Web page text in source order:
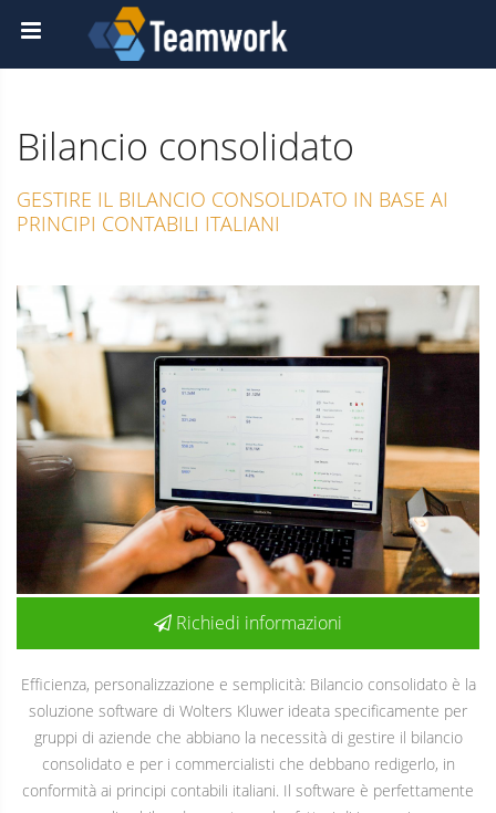
Bilancio consolidato
GESTIRE IL BILANCIO CONSOLIDATO IN BASE AI
PRINCIPI CONTABILI ITALIANI
Richiedi informazioni
Efficienza, personalizzazione e semplicità: Bilancio consolidato è la
soluzione software di Wolters Kluwer ideata specificamente per
gruppi di aziende che abbiano la necessità di gestire il bilancio
consolidato e per i commercialisti che debbano redigerlo, in
conformità ai principi contabili italiani. Il software è perfettamente